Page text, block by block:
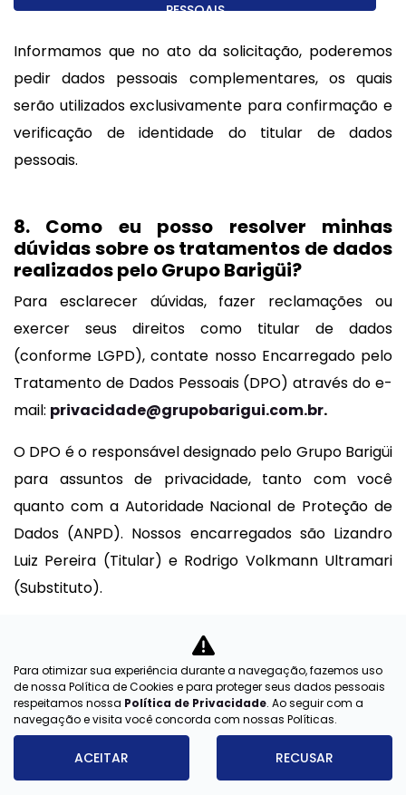
PESSOAIS
Informamos que no ato da solicitação, poderemos
pedir dados pessoais complementares, os quais
serão utilizados exclusivamente para confirmação e
verificação de identidade do titular de dados
pessoais.
8. Como eu posso resolver minhas
dúvidas sobre os tratamentos de dados
realizados pelo Grupo Barigüi?
Para esclarecer dúvidas, fazer reclamações ou
exercer seus direitos como titular de dados
(conforme LGPD), contate nosso Encarregado pelo
Tratamento de Dados Pessoais (DPO) através do e-
mail: privacidade@grupobarigui.com.br.
O DPO é o responsável designado pelo Grupo Barigüi
para assuntos de privacidade, tanto com você
quanto com a Autoridade Nacional de Proteção de
Dados (ANPD). Nossos encarregados são Lizandro
Luiz Pereira (Titular) e Rodrigo Volkmann Ultramari
(Substituto).
dados, poderemos solicitar informações para
confirmar sua identidade antes de atender a certas
solicitações.
Vigente desde: FEVEREIRO/2022
Para otimizar sua experiência durante a navegação, fazemos uso
de nossa Política de Cookies e para proteger seus dados pessoais
respeitamos nossa Política de Privacidade. Ao seguir com a
navegação e visita você concorda com nossas Políticas.
ACEITAR RECUSAR